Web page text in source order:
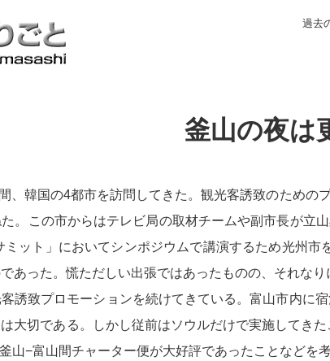
過去
釜山の夜は
韓国の4都市を訪問してきた。観光客誘致のための
。この市からはテレビ局の取材チームや副市長が立
ット」においてシンポジウムで講演するため光州
あった。慌ただしい出張ではあったものの、それなり
誘致プロモーションを続けてきている。富山市内に
大切である。しかし従前はソウルだけで実施してき
山−富山間チャーター便が大好評であったことなど